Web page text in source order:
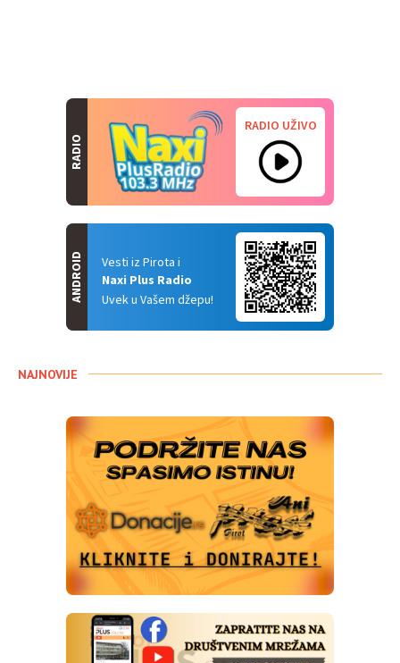
RADIO
RADIO UŽIVO
Vesti iz Pirota i
Naxi Plus Radio
Uvek u Vašem džepu!
ANDROID
NAJNOVIJE